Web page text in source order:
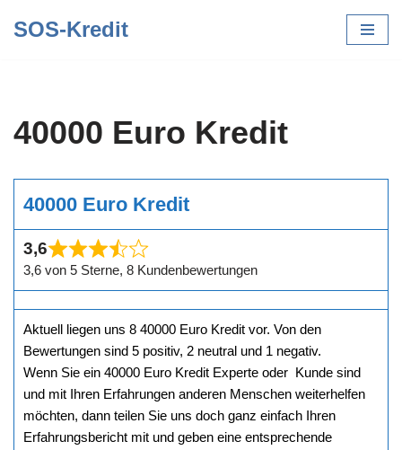
SOS-Kredit
40000 Euro Kredit
40000 Euro Kredit
3,6
3,6 von 5 Sterne, 8 Kundenbewertungen
Aktuell liegen uns 8 40000 Euro Kredit vor. Von den
Bewertungen sind 5 positiv, 2 neutral und 1 negativ.
Wenn Sie ein 40000 Euro Kredit Experte oder Kunde sind
und mit Ihren Erfahrungen anderen Menschen weiterhelfen
möchten, dann teilen Sie uns doch ganz einfach Ihren
Erfahrungsbericht mit und geben eine entsprechende